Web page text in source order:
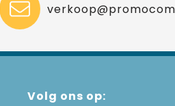
Volg ons op: